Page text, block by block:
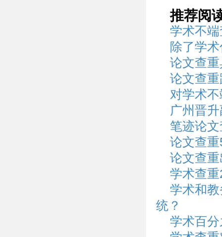
推荐阅
学术不
除了学
论文查
论文查
对学术
广州晋
笔迹论
论文查
论文查
学术查
学术和
统？
学术百